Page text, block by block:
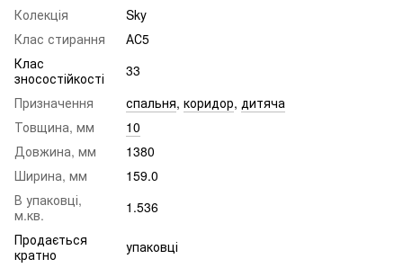
Колекція
Sky
Клас стирання
АС5
Клас
зносостійкості
33
Призначення
спальня, коридор, дитяча
Товщина, мм
10
Довжина, мм
1380
Ширина, мм
159.0
В упаковці,
м.кв.
1.536
Продається
кратно
упаковці